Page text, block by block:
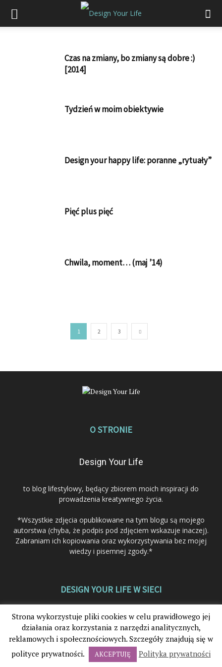
Czas na zmiany, bo zmiany są dobre :)
[2014]
Tydzień w moim obiektywie
Design your happy life: poranne „rytuały”
Pięć plus pięć
Chwila, moment… (maj ’14)
1 2 3
O STRONIE
Design Your Life
to blog lifestylowy, będący zbiorem moich inspiracji do
prowadzenia kreatywnego życia.
*Wszystkie zdjęcia opublikowane na tym blogu są mojego
autorstwa (chyba, że podpis pod zdjęciem wskazuje inaczej).
Zabraniam ich kopiowania oraz wykorzystywania bez mojej
wiedzy i pisemnej zgody.*
DESIGN YOUR LIFE W SIECI
© 2012-2025. Design Your Life®. Wszystkie prawa zastrzeżone.
Strona wykorzystuje pliki cookies w celu prawidłowego jej
działania oraz korzystania z narzędzi analitycznych,
reklamowych i społecznościowych. Szczegóły znajdują się w
polityce prywatności.
AKCEPTUJĘ Polityka prywatności